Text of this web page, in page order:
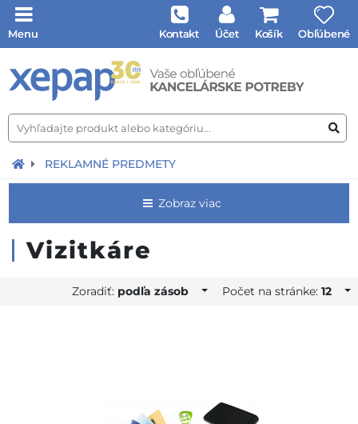
Menu Kontakt Účet Košík Obľúbené
REKLAMNÉ PREDMETY
Zobraz viac
Vizitkáre
Zoradiť: podľa zásob Počet na stránke:12